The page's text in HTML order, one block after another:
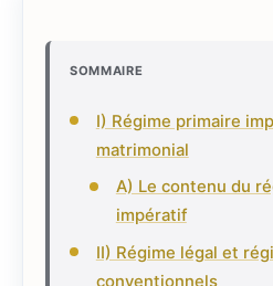
SOMMAIRE
I) Régime primaire
matrimonial
A) Le contenu du
impératif
II) Régime légal et
conventionnels